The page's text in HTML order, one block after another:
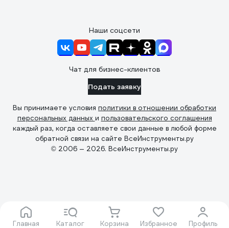
Главная Каталог Корзина Избранное Профиль
Наши соцсети
Чат для бизнес-клиентов
Подать заявку
Вы принимаете условия политики в отношении обработки
персональных данных и пользовательского соглашения
каждый раз, когда оставляете свои данные в любой форме
обратной связи на сайте ВсеИнструменты.ру
© 2006 — 2026. ВсеИнструменты.ру